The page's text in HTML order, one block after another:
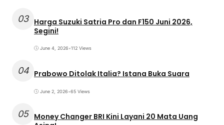
03 Harga Suzuki Satria Pro dan F150 Juni 2026,
Segini!
June 4, 2026•112 Views
04 Prabowo Ditolak Italia? Istana Buka Suara
June 2, 2026•65 Views
05 Money Changer BRI Kini Layani 20 Mata Uang